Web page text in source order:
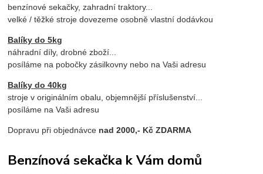
benzínové sekačky, zahradní traktory...
velké / těžké stroje dovezeme osobně vlastní dodávkou
Balíky do 5kg
náhradní díly, drobné zboží...
posíláme na pobočky zásilkovny nebo na Vaši adresu
Balíky do 40kg
stroje v originálním obalu, objemnější příslušenství...
posíláme na Vaši adresu
Dopravu při objednávce nad 2000,- Kč ZDARMA
Benzínová sekačka k Vám domů